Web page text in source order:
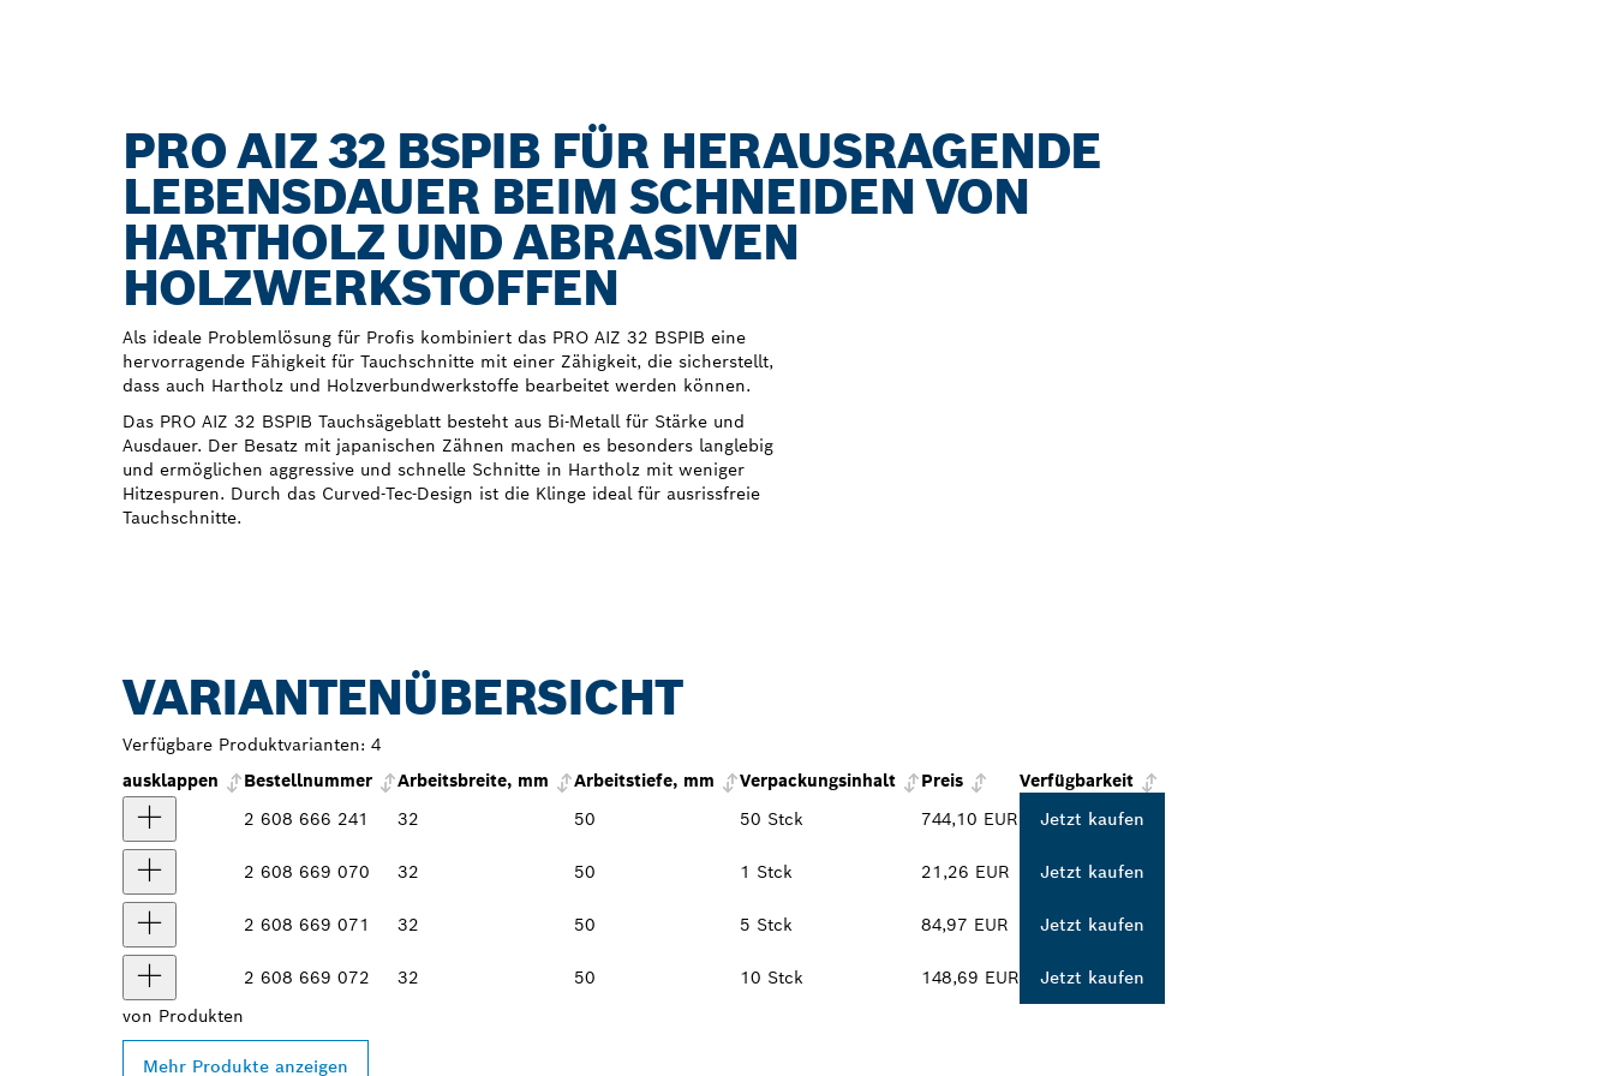
PRO AIZ 32 BSPIB FÜR HERAUSRAGENDE
LEBENSDAUER BEIM SCHNEIDEN VON
HARTHOLZ UND ABRASIVEN
HOLZWERKSTOFFEN
Als ideale Problemlösung für Profis kombiniert das PRO AIZ 32 BSPIB eine
hervorragende Fähigkeit für Tauchschnitte mit einer Zähigkeit, die sicherstellt,
dass auch Hartholz und Holzverbundwerkstoffe bearbeitet werden können.
Das PRO AIZ 32 BSPIB Tauchsägeblatt besteht aus Bi-Metall für Stärke und
Ausdauer. Der Besatz mit japanischen Zähnen machen es besonders langlebig
und ermöglichen aggressive und schnelle Schnitte in Hartholz mit weniger
Hitzespuren. Durch das Curved-Tec-Design ist die Klinge ideal für ausrissfreie
Tauchschnitte.
VARIANTENÜBERSICHT
Verfügbare Produktvarianten: 4
ausklappen
Bestellnummer Arbeitsbreite, mm Arbeitstiefe, mm Verpackungsinhalt Preis
Verfügbarkeit
2 608 666 241
32 50 50 Stck 744,10 EUR Jetzt kaufen
2 608 669 070 32 50 1 Stck 21,26 EUR Jetzt kaufen
2 608 669 071 32 50 5 Stck 84,97 EUR Jetzt kaufen
2 608 669 072 32 50 10 Stck 148,69 EUR
Jetzt kaufen
von Produkten
Mehr Produkte anzeigen